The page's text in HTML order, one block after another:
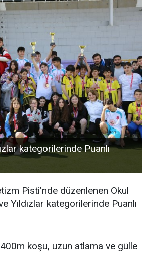
kategorilerinde Puanlı
Pisti’nde düzenlenen Okul
Yıldızlar kategorilerinde Puanlı
koşu, uzun atlama ve gülle